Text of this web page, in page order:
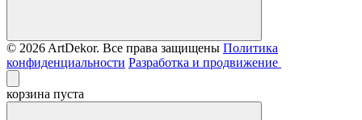
© 2026 ArtDekor. Все права защищены Политика
конфиденциальности Разработка и продвижение
корзина пуста